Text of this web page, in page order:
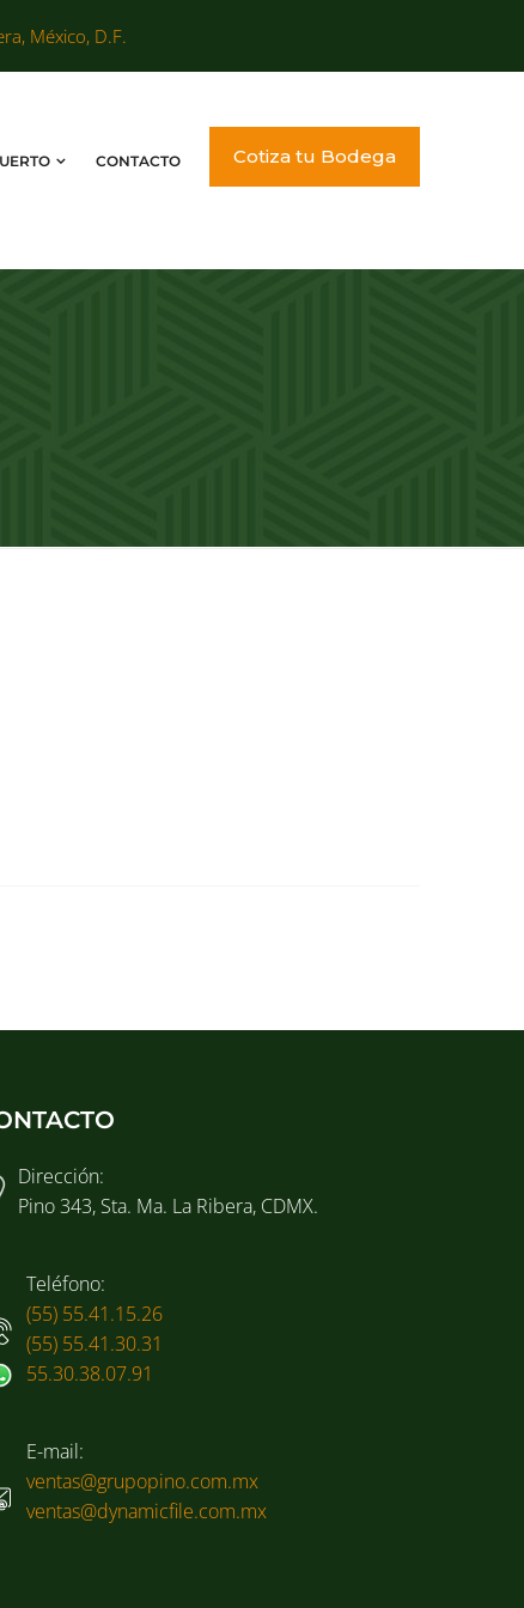
México, D.F.
CONTACTO Cotiza tu Bodega
Dirección:
Pino 343, Sta. Ma. La Ribera, CDMX.
Teléfono:
(55) 55.41.15.26
(55) 55.41.30.31
55.30.38.07.91
E-mail:
ventas@grupopino.com.mx
ventas@dynamicfile.com.mx